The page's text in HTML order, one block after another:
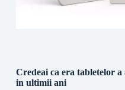
Credeai ca era tabletelor
in ultimii ani